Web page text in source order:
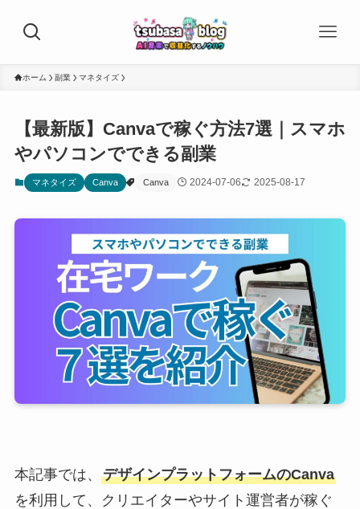
ホーム 副業 マネタイズ
【最新版】Canvaで稼ぐ方法7選｜スマホ
やパソコンでできる副業
マネタイズ Canva Canva 2024-07-06 2025-08-17
本記事では、 デザインプラットフォームのCanva
を利用して、クリエイターやサイト運営者が稼ぐ